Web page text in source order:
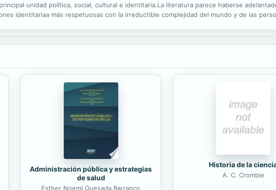
unidad política, social, cultural e identitaria.La literatura parece haberse
identitariaa más respetuosas con la irreductible complejidad del mundo y de las
Administración pública y estrategias
de salud
Esther Noemí Quesada Barranco
Historia de la
A. C. Crombie